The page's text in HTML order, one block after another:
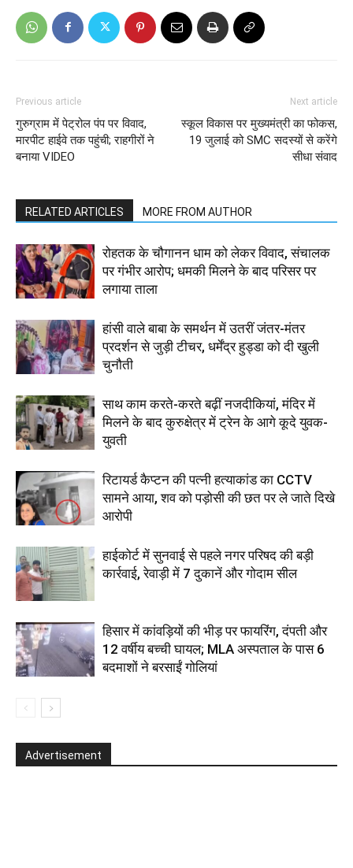
Previous article
गुरुग्राम में पेट्रोल पंप पर विवाद,
मारपीट हाईवे तक पहुंची; राहगीरों ने
बनाया VIDEO
Next article
स्कूल विकास पर मुख्यमंत्री का फोकस,
19 जुलाई को SMC सदस्यों से करेंगे
सीधा संवाद
RELATED ARTICLES MORE FROM AUTHOR
रोहतक के चौगानन धाम को लेकर विवाद, संचालक
पर गंभीर आरोप; धमकी मिलने के बाद परिसर पर
लगाया ताला
हांसी वाले बाबा के समर्थन में उतरीं जंतर-मंतर
प्रदर्शन से जुड़ी टीचर, धर्मेंद्र हुड्डा को दी खुली
चुनौती
साथ काम करते-करते बढ़ीं नजदीकियां, मंदिर में
मिलने के बाद कुरुक्षेत्र में ट्रेन के आगे कूदे युवक-
युवती
रिटायर्ड कैप्टन की पत्नी हत्याकांड का CCTV
सामने आया, शव को पड़ोसी की छत पर ले जाते दिखे
आरोपी
हाईकोर्ट में सुनवाई से पहले नगर परिषद की बड़ी
कार्रवाई, रेवाड़ी में 7 दुकानें और गोदाम सील
हिसार में कांवड़ियों की भीड़ पर फायरिंग, दंपती और
12 वर्षीय बच्ची घायल; MLA अस्पताल के पास 6
बदमाशों ने बरसाईं गोलियां
Advertisement